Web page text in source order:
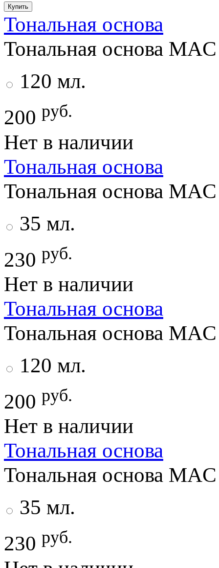
Купить
Тональная основа
Тональная основа
120 мл.
200 руб.
Нет в наличии
Тональная основа
Тональная основа
35 мл.
230 руб.
Нет в наличии
Тональная основа
Тональная основа
120 мл.
200 руб.
Нет в наличии
Тональная основа
Тональная основа
35 мл.
230 руб.